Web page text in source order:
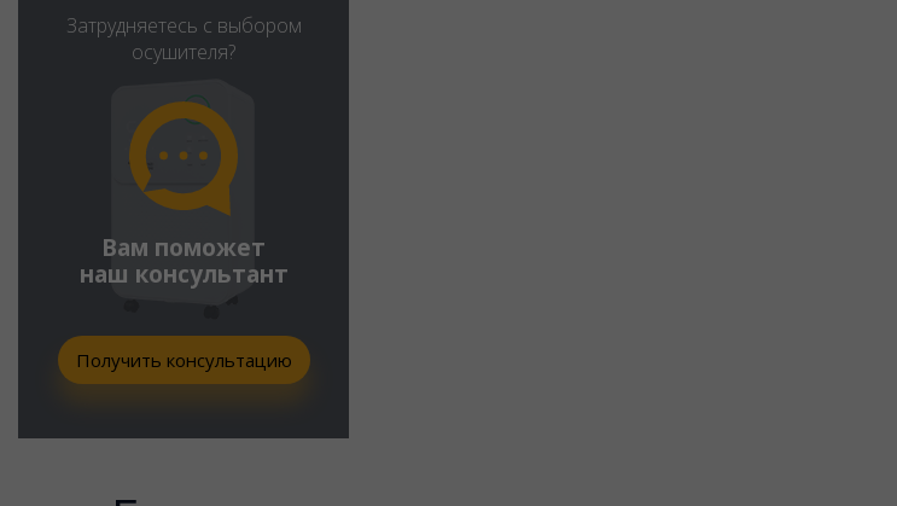
Затрудняетесь с выбором
осушителя?
Вам поможет
наш консультант
Получить консультацию